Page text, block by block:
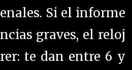
Si el informe
graves, el reloj
te dan entre 6 y